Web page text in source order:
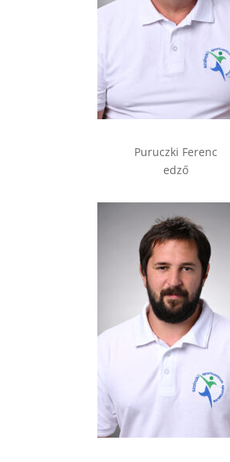
Puruczki Ferenc
edző